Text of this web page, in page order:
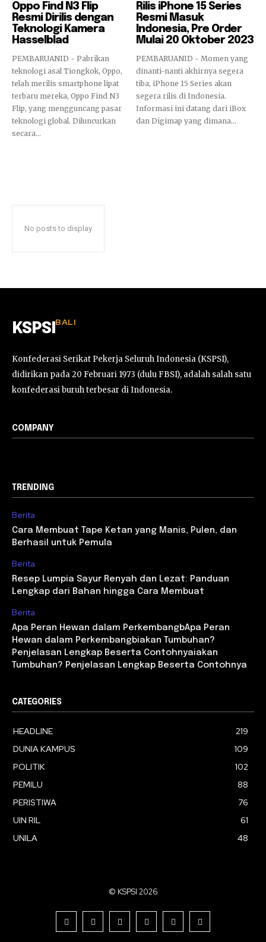
Oppo Find N3 Flip
Resmi Dirilis dengan
Teknologi Kamera
Hasselblad
PEMBARUANID - Pabrikan
teknologi asal Tiongkok, Oppo,
telah merilis smartphone lipat
terbaru mereka, Oppo Find N3
Flip, yang mengguncang pasar
teknologi global. Diluncurkan
secara...
Rilis iPhone 15 Series
Resmi Masuk
Indonesia, Pre Order
Mulai 20 Oktober 2023
PEMBARUANID - Momen yang
dinanti-nanti akhirnya segera
tiba, iPhone 15 Series akan
segera rilis di Indonesia.
Informasi ini datang dari iBox
dan Digimap yang dimana...
No posts to display
KSPSI BALI
Konfederasi Serikat Pekerja Seluruh Indonesia (KSPSI),
didirikan pada 20 Februari 1973 (dulu FBSI), adalah salah satu
konfederasi buruh terbesar di Indonesia.
COMPANY
TRENDING
Berita
Cara Membuat Tape Ketan yang Manis, Pulen, dan
Berhasil untuk Pemula
Berita
Resep Lumpia Sayur Renyah dan Lezat: Panduan
Lengkap dari Bahan hingga Cara Membuat
Berita
Apa Peran Hewan dalam PerkembangbApa Peran
Hewan dalam Perkembangbiakan Tumbuhan?
Penjelasan Lengkap Beserta Contohnyaiakan
Tumbuhan? Penjelasan Lengkap Beserta Contohnya
CATEGORIES
HEADLINE
219
DUNIA KAMPUS
109
POLITIK
102
PEMILU
88
PERISTIWA
76
UIN RIL
61
UNILA
48
© KSPSI 2026